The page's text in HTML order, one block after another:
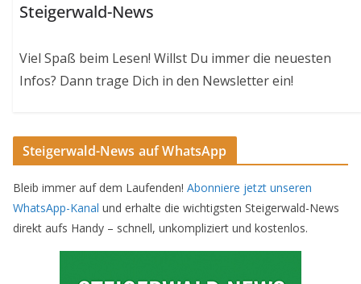
Steigerwald-News
Viel Spaß beim Lesen! Willst Du immer die neuesten
Infos? Dann trage Dich in den Newsletter ein!
Steigerwald-News auf WhatsApp
Bleib immer auf dem Laufenden! Abonniere jetzt unseren
WhatsApp-Kanal und erhalte die wichtigsten Steigerwald-News
direkt aufs Handy – schnell, unkompliziert und kostenlos.